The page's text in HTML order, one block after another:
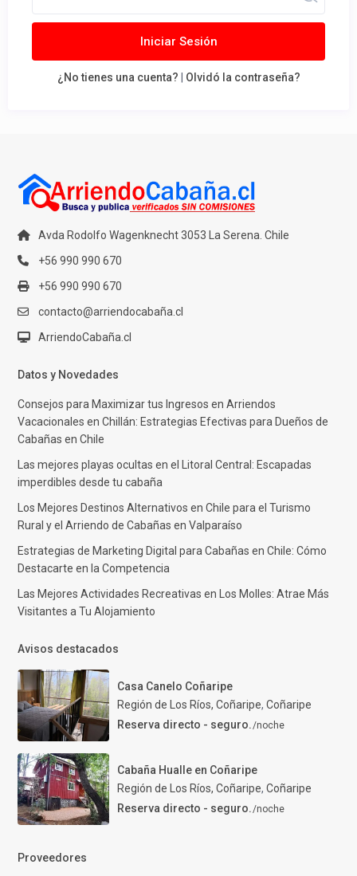
Iniciar Sesión
¿No tienes una cuenta? Olvidó la contraseña?
Avda Rodolfo Wagenknecht 3053 La Serena. Chile
+56 990 990 670
+56 990 990 670
contacto@arriendocabaña.cl
ArriendoCabaña.cl
Datos y Novedades
Consejos para Maximizar tus Ingresos en Arriendos
Vacacionales en Chillán: Estrategias Efectivas para Dueños de
Cabañas en Chile
Las mejores playas ocultas en el Litoral Central: Escapadas
imperdibles desde tu cabaña
Los Mejores Destinos Alternativos en Chile para el Turismo
Rural y el Arriendo de Cabañas en Valparaíso
Estrategias de Marketing Digital para Cabañas en Chile: Cómo
Destacarte en la Competencia
Las Mejores Actividades Recreativas en Los Molles: Atrae Más
Visitantes a Tu Alojamiento
Avisos destacados
Casa Canelo Coñaripe
Región de Los Ríos, Coñaripe, Coñaripe
Reserva directo - seguro./noche
Cabaña Hualle en Coñaripe
Región de Los Ríos, Coñaripe, Coñaripe
Reserva directo - seguro./noche
Proveedores